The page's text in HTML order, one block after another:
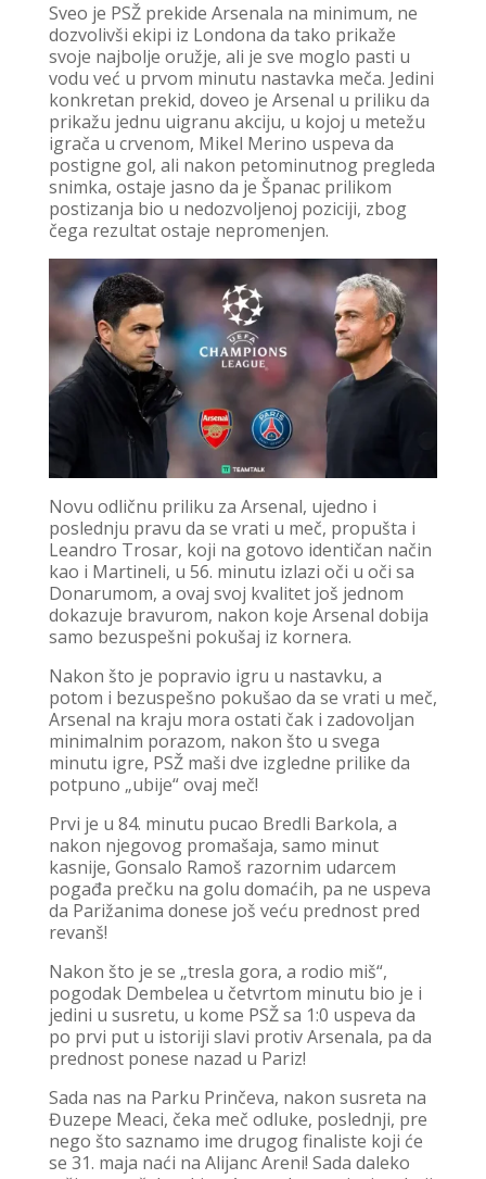
Sveo je PSŽ prekide Arsenala na minimum, ne
dozvolivši ekipi iz Londona da tako prikaže
svoje najbolje oružje, ali je sve moglo pasti u
vodu već u prvom minutu nastavka meča. Jedini
konkretan prekid, doveo je Arsenal u priliku da
prikažu jednu uigranu akciju, u kojoj u metežu
igrača u crvenom, Mikel Merino uspeva da
postigne gol, ali nakon petominutnog pregleda
snimka, ostaje jasno da je Španac prilikom
postizanja bio u nedozvoljenoj poziciji, zbog
čega rezultat ostaje nepromenjen.
Novu odličnu priliku za Arsenal, ujedno i
poslednju pravu da se vrati u meč, propušta i
Leandro Trosar, koji na gotovo identičan način
kao i Martineli, u 56. minutu izlazi oči u oči sa
Donarumom, a ovaj svoj kvalitet još jednom
dokazuje bravurom, nakon koje Arsenal dobija
samo bezuspešni pokušaj iz kornera.
Nakon što je popravio igru u nastavku, a
potom i bezuspešno pokušao da se vrati u meč,
Arsenal na kraju mora ostati čak i zadovoljan
minimalnim porazom, nakon što u svega
minutu igre, PSŽ maši dve izgledne prilike da
potpuno „ubije“ ovaj meč!
Prvi je u 84. minutu pucao Bredli Barkola, a
nakon njegovog promašaja, samo minut
kasnije, Gonsalo Ramoš razornim udarcem
pogađa prečku na golu domaćih, pa ne uspeva
da Parižanima donese još veću prednost pred
revanš!
Nakon što je se „tresla gora, a rodio miš“,
pogodak Dembelea u četvrtom minutu bio je i
jedini u susretu, u kome PSŽ sa 1:0 uspeva da
po prvi put u istoriji slavi protiv Arsenala, pa da
prednost ponese nazad u Pariz!
Sada nas na Parku Prinčeva, nakon susreta na
Đuzepe Meaci, čeka meč odluke, poslednji, pre
nego što saznamo ime drugog finaliste koji će
se 31. maja naći na Alijanc Areni! Sada daleko